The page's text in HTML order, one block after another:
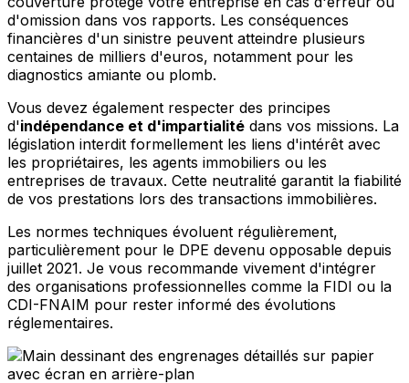
d'omission dans vos rapports. Les conséquences
financières d'un sinistre peuvent atteindre plusieurs
centaines de milliers d'euros, notamment pour les
diagnostics amiante ou plomb.
Vous devez également respecter des principes
d'indépendance et d'impartialité dans vos missions. La
législation interdit formellement les liens d'intérêt avec
les propriétaires, les agents immobiliers ou les
entreprises de travaux. Cette neutralité garantit la fiabilité
de vos prestations lors des transactions immobilières.
Les normes techniques évoluent régulièrement,
particulièrement pour le DPE devenu opposable depuis
juillet 2021. Je vous recommande vivement d'intégrer
des organisations professionnelles comme la FIDI ou la
CDI-FNAIM pour rester informé des évolutions
réglementaires.